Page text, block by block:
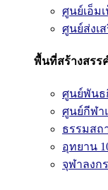
ศูนย์เอ็ม
ศูนย์ส่งเ
พื้นที่สร้างสรร
ศูนย์พันธ
ศูนย์กีฬา
ธรรมสถ
อุทยาน
จุฬาลงก